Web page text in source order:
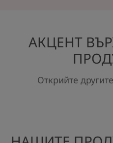
АКЦЕНТ
Открийте